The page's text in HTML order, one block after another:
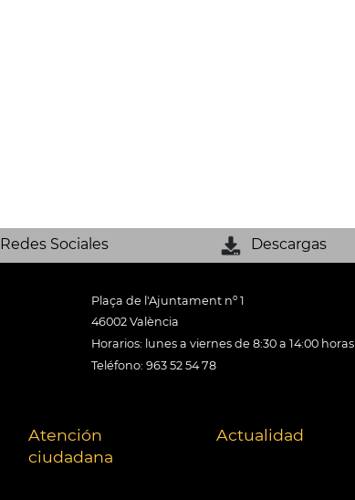
Redes Sociales Descargas
Plaça de l'Ajuntament nº 1
46002 València
Horarios: lunes a viernes de 8:30 a 14:00 horas
Teléfono: 963 52 54 78
Atención
ciudadana
Actualidad